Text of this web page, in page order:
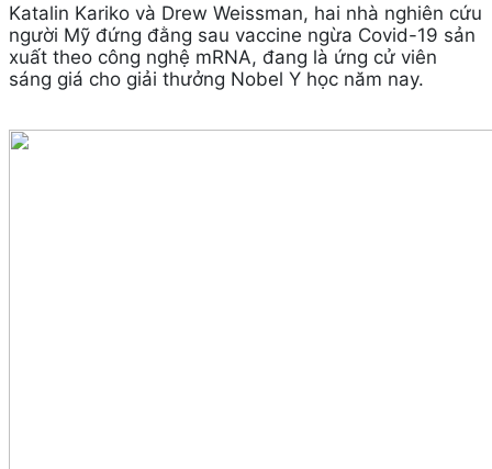
Katalin Kariko và Drew Weissman, hai nhà nghiên cứu
người Mỹ đứng đằng sau vaccine ngừa Covid-19 sản
xuất theo công nghệ mRNA, đang là ứng cử viên
sáng giá cho giải thưởng Nobel Y học năm nay.